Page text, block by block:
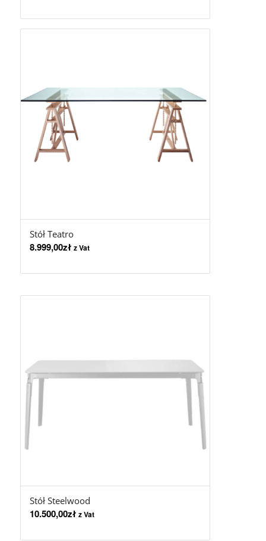
Stół Teatro
8.999,00zł z Vat
Stół Steelwood
10.500,00zł z Vat